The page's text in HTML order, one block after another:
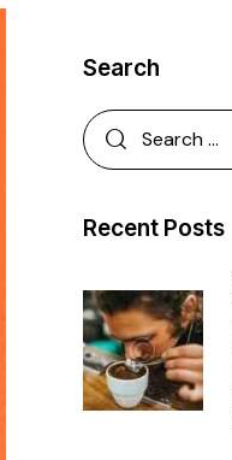
Search
Recent Posts